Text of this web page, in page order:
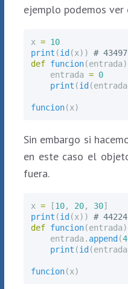
ejemplo podemos ver
x = 10
print (id(x))
def funcion(entrada
entrada = 0
print (id(entrada
funcion(x)
Sin embargo si
en este caso el
fuera.
x = [10, 20, 30]
print (id(x))
def funcion(entrada
entrada . append(
print (id(entrada
funcion(x)